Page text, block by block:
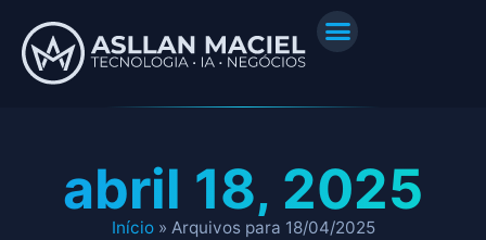
abril 18, 2025
Início» Arquivos para 18/04/2025